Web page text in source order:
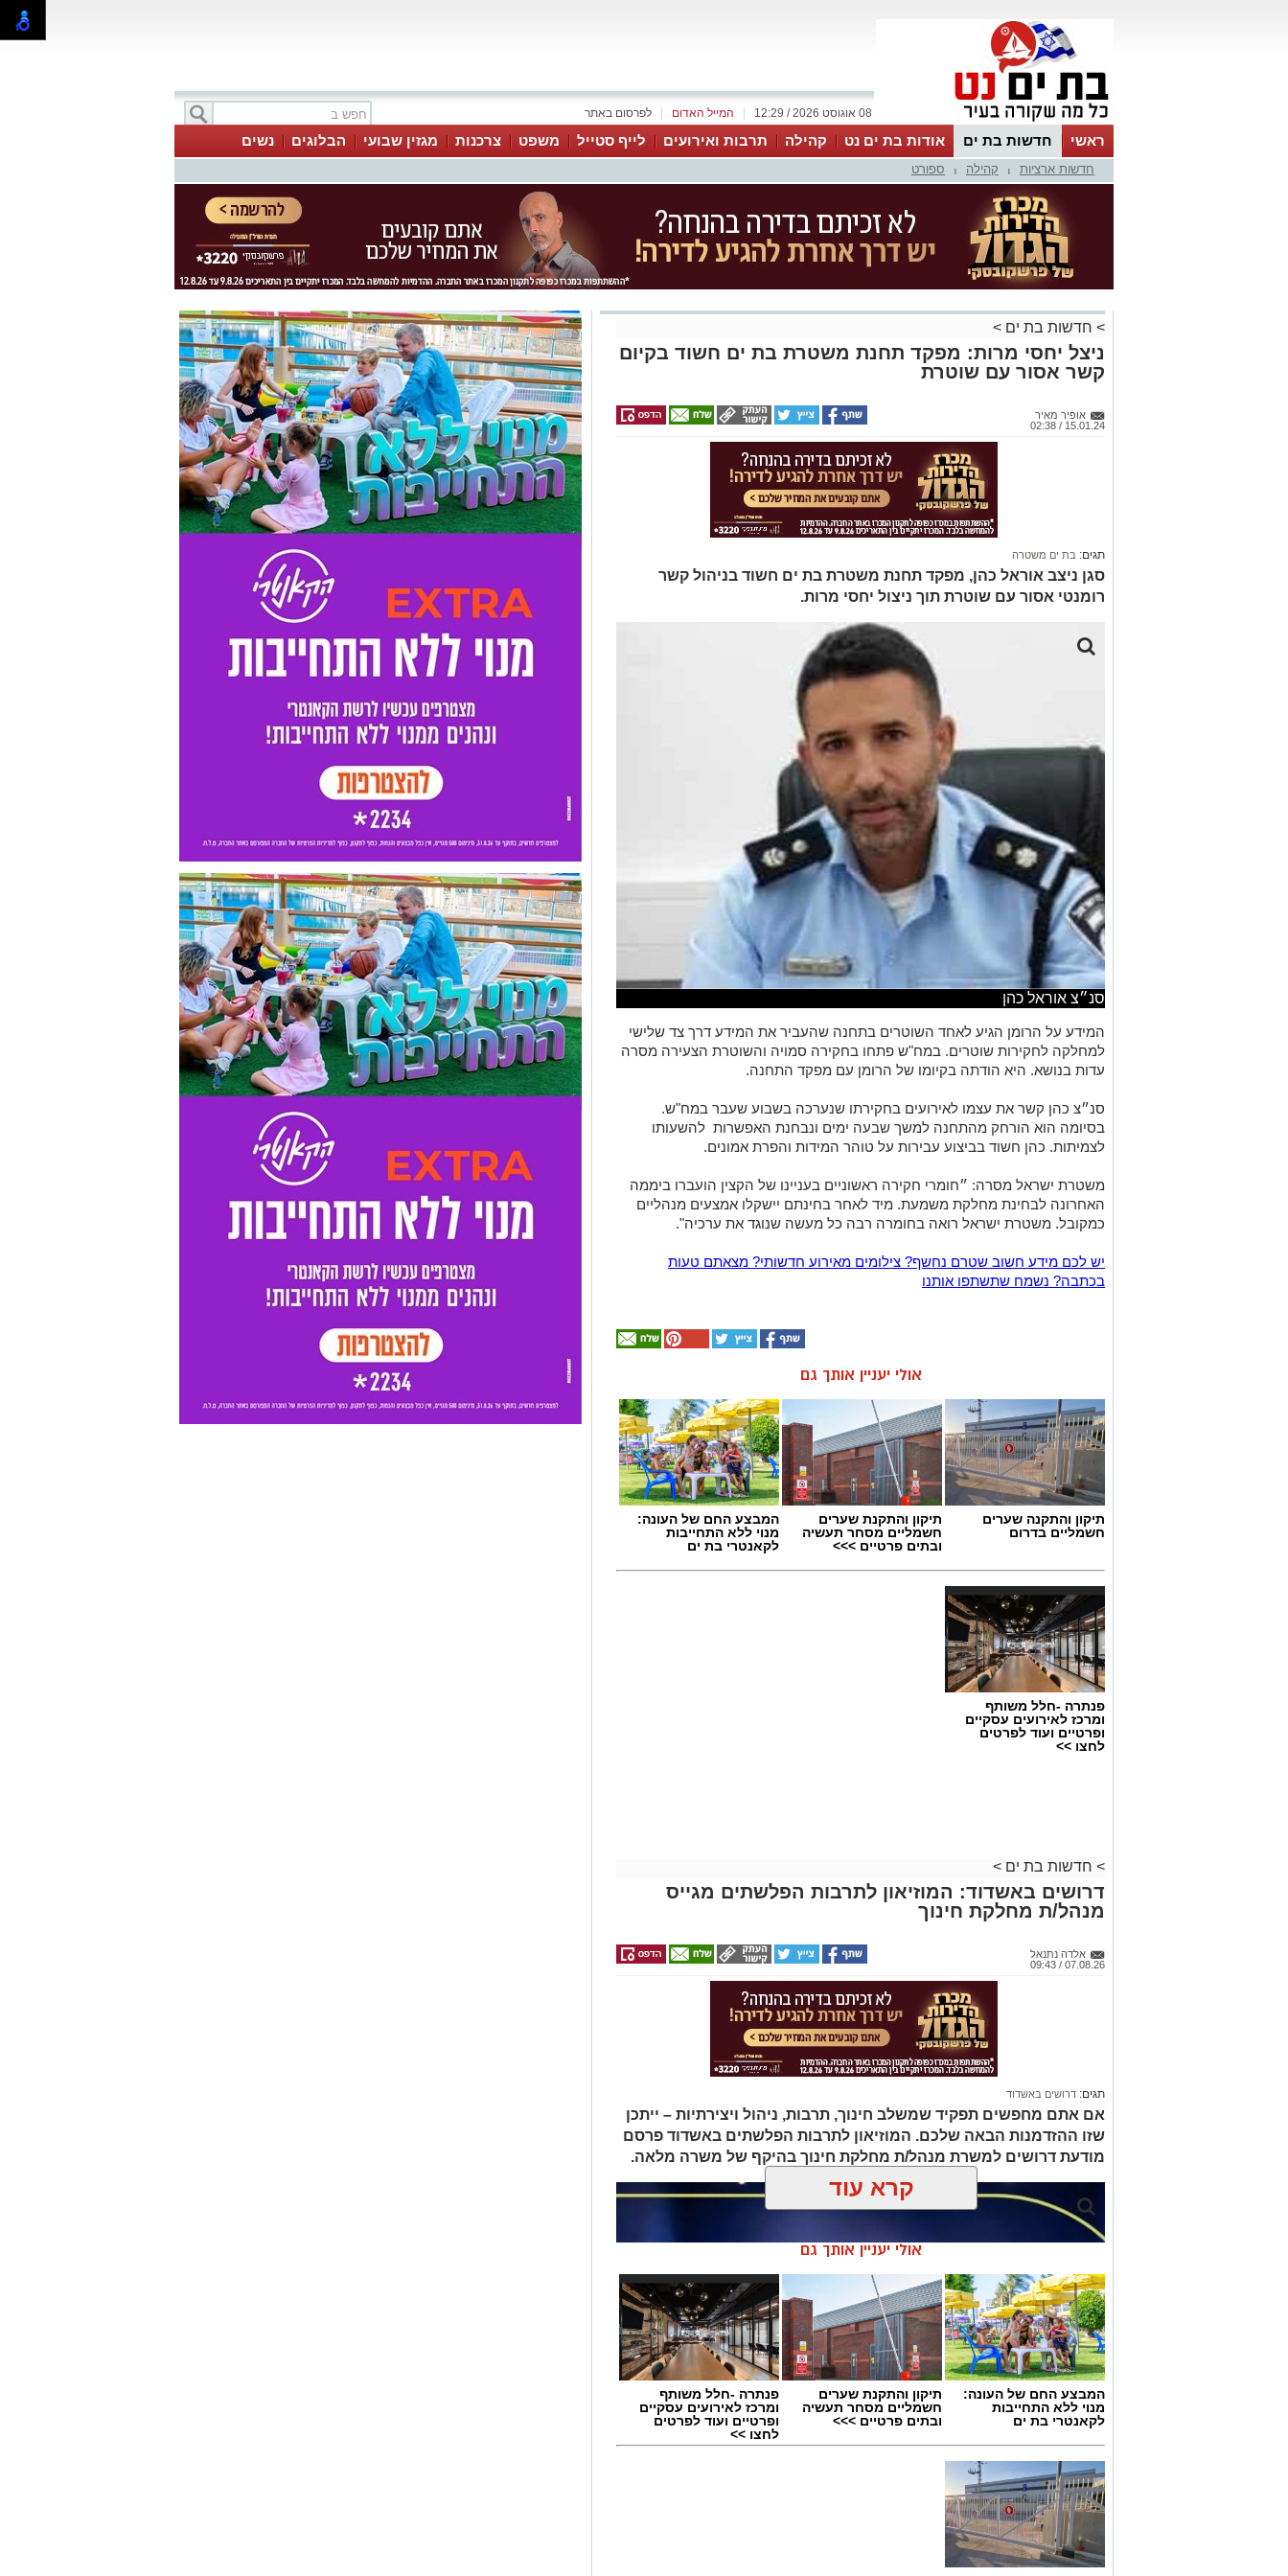
לפרסום באתר המייל האדום 08 אוגוסט 2026 / 12:29
ראשי חדשות בת ים אודות בת ים נט קהילה תרבות ואירועים לייף סטייל משפט צרכנות מגזין שבועי הבלוגים נשים
חדשות ארציות קהילה ספורט
> חדשות בת ים >
ניצל יחסי מרות: מפקד תחנת משטרת בת ים חשוד בקיום
קשר אסור עם שוטרת
אופיר מאיר
15.01.24 / 02:38
תגים: בת ים משטרה
סגן ניצב אוראל כהן, מפקד תחנת משטרת בת ים חשוד בניהול קשר
רומנטי אסור עם שוטרת תוך ניצול יחסי מרות.
סנ״צ אוראל כהן
המידע על הרומן הגיע לאחד השוטרים בתחנה שהעביר את המידע דרך צד שלישי
למחלקה לחקירות שוטרים. במח"ש פתחו בחקירה סמויה והשוטרת הצעירה מסרה
עדות בנושא. היא הודתה בקיומו של הרומן עם מפקד התחנה.
סנ״צ כהן קשר את עצמו לאירועים בחקירתו שנערכה בשבוע שעבר במח"ש.
בסיומה הוא הורחק מהתחנה למשך שבעה ימים ונבחנת האפשרות להשעותו
לצמיתות. כהן חשוד בביצוע עבירות על טוהר המידות והפרת אמונים.
משטרת ישראל מסרה: ״חומרי חקירה ראשוניים בעניינו של הקצין הועברו ביממה
האחרונה לבחינת מחלקת משמעת. מיד לאחר בחינתם יישקלו אמצעים מנהליים
כמקובל. משטרת ישראל רואה בחומרה רבה כל מעשה שנוגד את ערכיה".
יש לכם מידע חשוב שטרם נחשף? צילומים מאירוע חדשותי? מצאתם טעות
בכתבה? נשמח שתשתפו אותנו
אולי יעניין אותך גם
תיקון והתקנה שערים
חשמליים בדרום
תיקון והתקנת שערים
חשמליים מסחר תעשיה
ובתים פרטיים >>>
המבצע החם של העונה:
מנוי ללא התחייבות
לקאנטרי בת ים
פנתרה -חלל משותף
ומרכז לאירועים עסקיים
ופרטיים ועוד לפרטים
לחצו >>
> חדשות בת ים >
דרושים באשדוד: המוזיאון לתרבות הפלשתים מגייס
מנהל/ת מחלקת חינוך
אלדה נתנאל
07.08.26 / 09:43
תגים: דרושים באשדוד
אם אתם מחפשים תפקיד שמשלב חינוך, תרבות, ניהול ויצירתיות – ייתכן
שזו ההזדמנות הבאה שלכם. המוזיאון לתרבות הפלשתים באשדוד פרסם
מודעת דרושים למשרת מנהל/ת מחלקת חינוך בהיקף של משרה מלאה.
גיוס
קרא עוד
אולי יעניין אותך גם
המבצע החם של העונה:
מנוי ללא התחייבות
לקאנטרי בת ים
תיקון והתקנת שערים
חשמליים מסחר תעשיה
ובתים פרטיים >>>
פנתרה -חלל משותף
ומרכז לאירועים עסקיים
ופרטיים ועוד לפרטים
לחצו >>